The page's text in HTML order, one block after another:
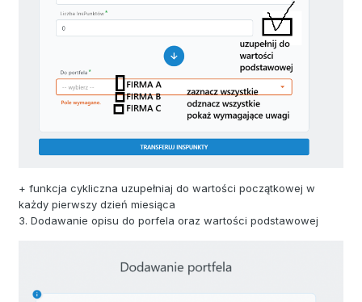
+ funkcja cykliczna uzupełniaj do wartości początkowej w
każdy pierwszy dzień miesiąca
3. Dodawanie opisu do porfela oraz wartości podstawowej